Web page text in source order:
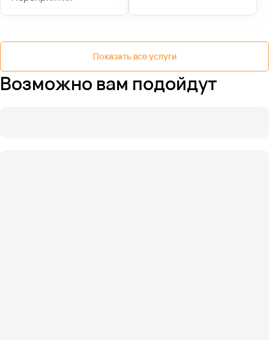
Показать все услуги
Возможно вам подойдут